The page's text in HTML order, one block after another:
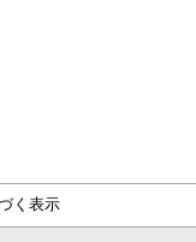
く表示